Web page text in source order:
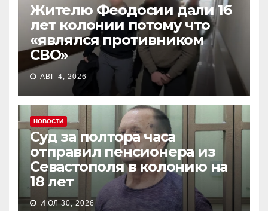
Жителю Феодосии дали 16
лет колонии потому что
«являлся противником
СВО»
АВГ 4, 2026
НОВОСТИ
Суд за полтора часа
отправил пенсионера из
Севастополя в колонию на
18 лет
ИЮЛ 30, 2026